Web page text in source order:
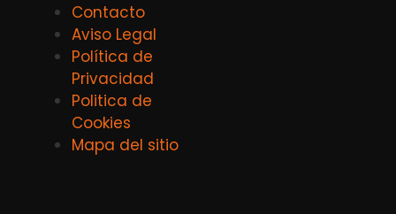
Contacto
Aviso Legal
Política de
Privacidad
Politica de
Cookies
Mapa del sitio